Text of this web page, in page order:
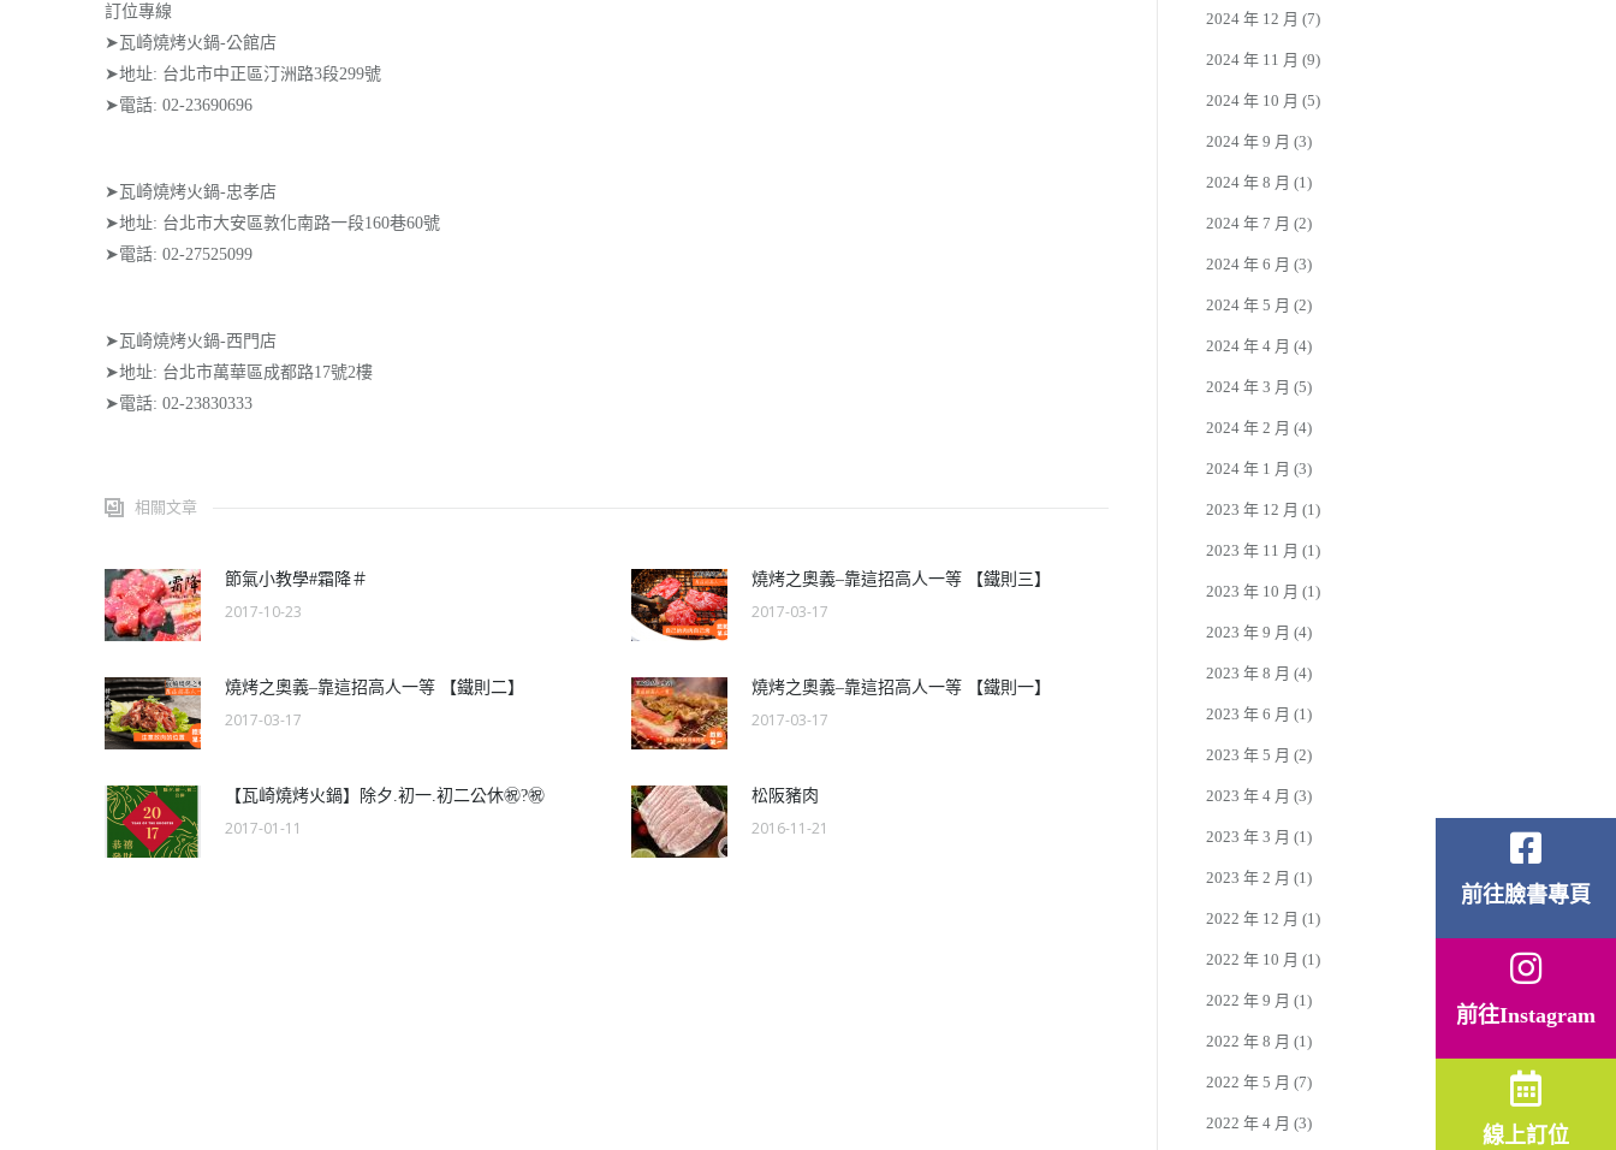
訂位專線
➤瓦崎燒烤火鍋-公館店
➤地址: 台北市中正區汀洲路3段299號
➤電話: 02-23690696
➤瓦崎燒烤火鍋-忠孝店
➤地址: 台北市大安區敦化南路一段160巷60號
➤電話: 02-27525099
➤瓦崎燒烤火鍋-西門店
➤地址: 台北市萬華區成都路17號2樓
➤電話: 02-23830333
相關文章
節氣小教學#霜降＃
2017-10-23
燒烤之奧義–靠這招高人一等 【鐵則三】
2017-03-17
燒烤之奧義–靠這招高人一等 【鐵則二】
2017-03-17
燒烤之奧義–靠這招高人一等 【鐵則一】
2017-03-17
【瓦崎燒烤火鍋】除夕.初一.初二公休㊗️?️㊗️
2017-01-11
松阪豬肉
2016-11-21
2024 年 12 月 (7)
2024 年 11 月 (9)
2024 年 10 月 (5)
2024 年 9 月 (3)
2024 年 8 月 (1)
2024 年 7 月 (2)
2024 年 6 月 (3)
2024 年 5 月 (2)
2024 年 4 月 (4)
2024 年 3 月 (5)
2024 年 2 月 (4)
2024 年 1 月 (3)
2023 年 12 月 (1)
2023 年 11 月 (1)
2023 年 10 月 (1)
2023 年 9 月 (4)
2023 年 8 月 (4)
2023 年 6 月 (1)
2023 年 5 月 (2)
2023 年 4 月 (3)
2023 年 3 月 (1)
2023 年 2 月 (1)
2022 年 12 月 (1)
2022 年 10 月 (1)
2022 年 9 月 (1)
2022 年 8 月 (1)
2022 年 5 月 (7)
2022 年 4 月 (3)
前往臉書專頁
前往Instagram
線上訂位